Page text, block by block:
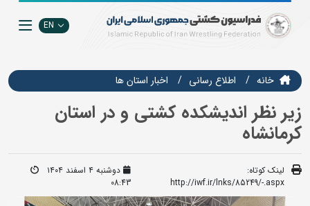
EN
خانه اطلاع رسانی اخبار استان ها
زیر نظر اندیشکده کشتی و در استان
کرمانشاه
لینک کوتاه:
http://iwf.ir/lnks/85249/-.aspx
دوشنبه ۴ اسفند ۱۴۰۴
08:43